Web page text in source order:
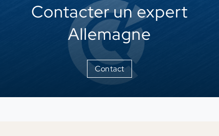
Contacter un expert
Allemagne
Contact